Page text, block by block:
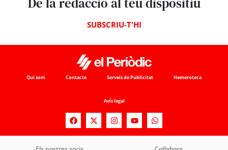
SUBSCRIU-T'HI
Qui som Contacte Serveis de Publicitat Hemeroteca
Avís legal